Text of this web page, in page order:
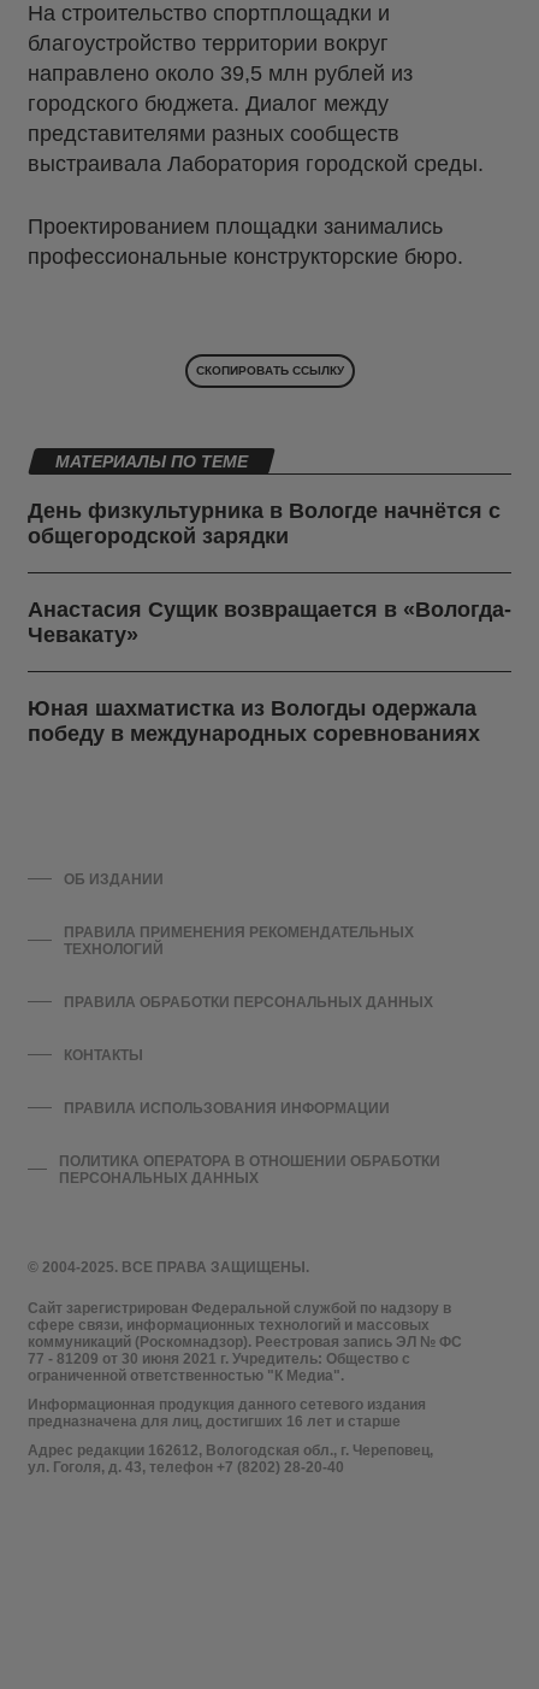
На строительство спортплощадки и
благоустройство территории вокруг
направлено около 39,5 млн рублей из
городского бюджета. Диалог между
представителями разных сообществ
выстраивала Лаборатория городской среды.
Проектированием площадки занимались
профессиональные конструкторские бюро.
СКОПИРОВАТЬ ССЫЛКУ
МАТЕРИАЛЫ ПО ТЕМЕ
День физкультурника в Вологде начнётся с
общегородской зарядки
Анастасия Сущик возвращается в «Вологда-
Чевакату»
Юная шахматистка из Вологды одержала
победу в международных соревнованиях
© 2004-2025. ВСЕ ПРАВА ЗАЩИЩЕНЫ.
Сайт зарегистрирован Федеральной службой по надзору в
сфере связи, информационных технологий и массовых
коммуникаций (Роскомнадзор). Реестровая запись ЭЛ № ФС
77 - 81209 от 30 июня 2021 г. Учредитель: Общество с
ограниченной ответственностью "К Медиа".
Информационная продукция данного сетевого издания
предназначена для лиц, достигших 16 лет и старше
Адрес редакции 162612, Вологодская обл., г. Череповец,
ул. Гоголя, д. 43, телефон +7 (8202) 28-20-40
ОБ ИЗДАНИИ
ПРАВИЛА ПРИМЕНЕНИЯ РЕКОМЕНДАТЕЛЬНЫХ
ТЕХНОЛОГИЙ
ПРАВИЛА ОБРАБОТКИ ПЕРСОНАЛЬНЫХ ДАННЫХ
КОНТАКТЫ
ПРАВИЛА ИСПОЛЬЗОВАНИЯ ИНФОРМАЦИИ
ПОЛИТИКА ОПЕРАТОРА В ОТНОШЕНИИ ОБРАБОТКИ
ПЕРСОНАЛЬНЫХ ДАННЫХ